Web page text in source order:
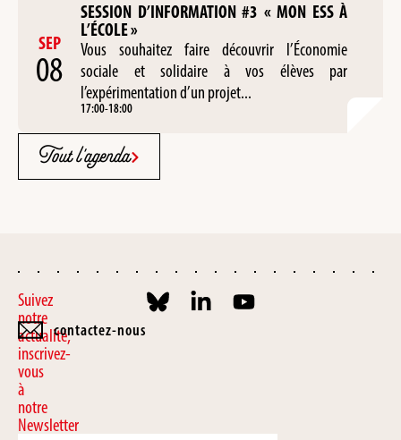
SEP
08
SESSION D’INFORMATION #3 « MON ESS À
L’ÉCOLE »
Vous souhaitez faire découvrir l’Économie
sociale et solidaire à vos élèves par
l’expérimentation d’un projet...
17:00-18:00
Tout l'agenda
Suivez
notre
actualité,
inscrivez-
vous
à
notre
Newsletter
contactez-nous